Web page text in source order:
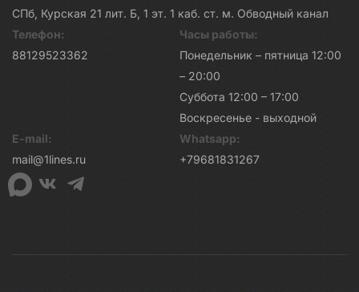
СПб, Курская 21 лит. Б, 1 эт. 1 каб. ст. м. Обводный канал
Телефон:
88129523362
Часы работы:
Понедельник – пятница 12:00
– 20:00
Суббота 12:00 – 17:00
Воскресенье - выходной
E-mail:
mail@1lines.ru
Whatsapp:
+79681831267